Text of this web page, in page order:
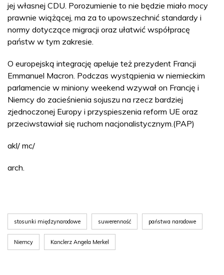
jej własnej CDU. Porozumienie to nie będzie miało mocy
prawnie wiążącej, ma za to upowszechnić standardy i
normy dotyczące migracji oraz ułatwić współpracę
państw w tym zakresie.
O europejską integrację apeluje też prezydent Francji
Emmanuel Macron. Podczas wystąpienia w niemieckim
parlamencie w miniony weekend wzywał on Francję i
Niemcy do zacieśnienia sojuszu na rzecz bardziej
zjednoczonej Europy i przyspieszenia reform UE oraz
przeciwstawiał się ruchom nacjonalistycznym.(PAP)
akl/ mc/
arch.
stosunki międzynarodowe suwerenność państwa narodowe
Niemcy Kanclerz Angela Merkel